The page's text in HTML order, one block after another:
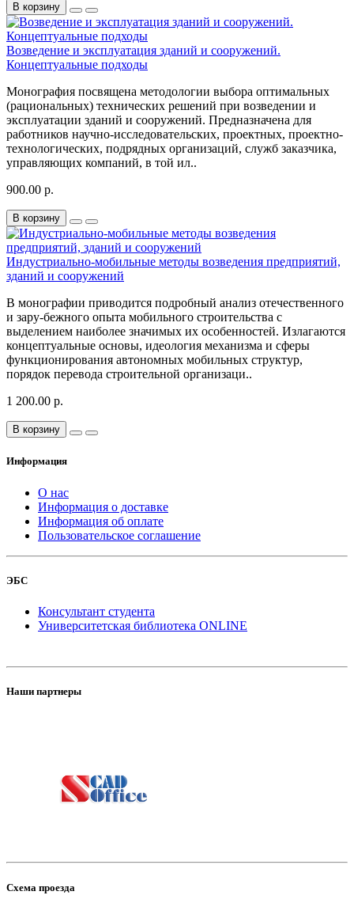
В корзину
Возведение и эксплуатация зданий и сооружений.
Концептуальные подходы
Монография посвящена методологии выбора оптимальных
(рациональных) технических решений при возведении и
эксплуатации зданий и сооружений. Предназначена для
работников научно-исследовательских, проектных, проектно-
технологических, подрядных организаций, служб заказчика,
управляющих компаний, в той ил..
900.00 р.
В корзину
Индустриально-мобильные методы возведения предприятий,
зданий и сооружений
В монографии приводится подробный анализ отечественного
и зару-бежного опыта мобильного строительства с
выделением наиболее значимых их особенностей. Излагаются
концептуальные основы, идеология механизма и сферы
функционирования автономных мобильных структур,
порядок перевода строительной организаци..
1 200.00 р.
В корзину
Информация
О нас
Информация о доставке
Информация об оплате
Пользовательское соглашение
ЭБС
Консультант студента
Университетская библиотека ONLINE
Наши партнеры
Схема проезда